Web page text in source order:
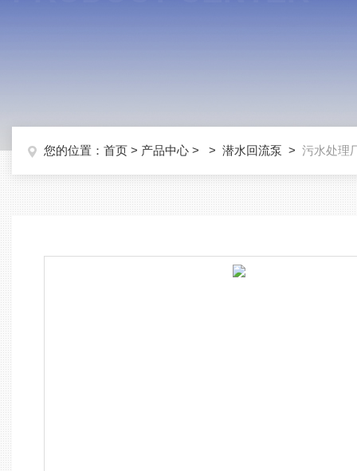
您的位置： 首页 > 产品中心 > > 潜水回流泵 > 污水处理